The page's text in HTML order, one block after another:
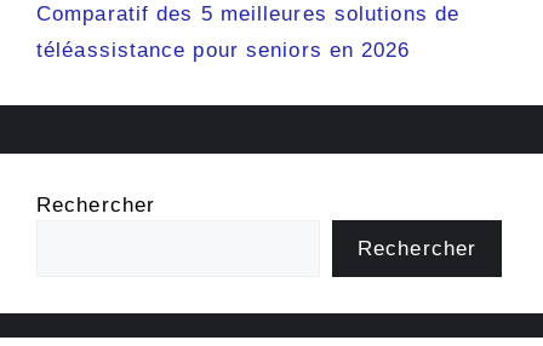
Comparatif des 5 meilleures solutions de
téléassistance pour seniors en 2026
Rechercher
Rechercher